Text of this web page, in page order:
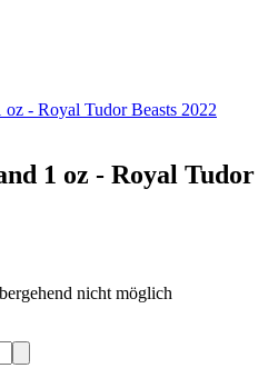
- Royal Tudor Beasts 2022
1 oz - Royal Tudor
nicht möglich